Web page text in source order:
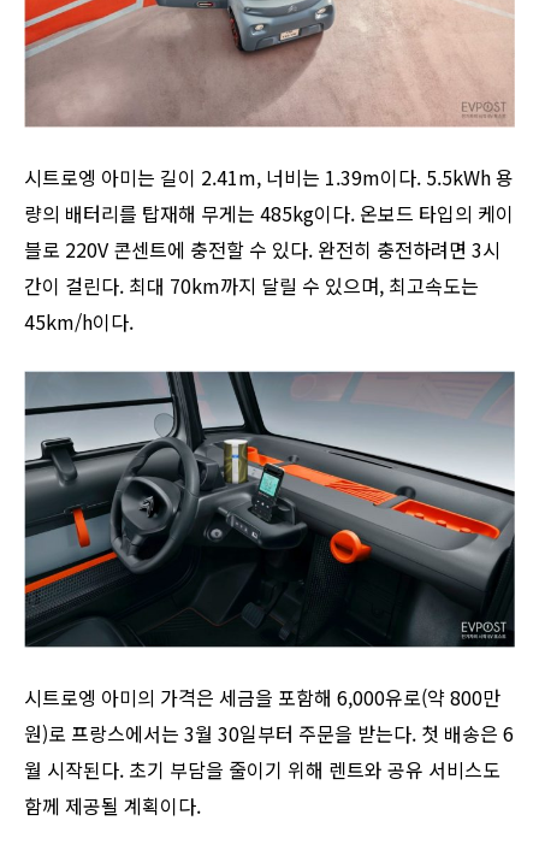
시트로엥 아미는 길이 2.41m, 너비는 1.39m이다. 5.5kWh 용
량의 배터리를 탑재해 무게는 485kg이다. 온보드 타입의 케이
블로 220V 콘센트에 충전할 수 있다. 완전히 충전하려면 3시
간이 걸린다. 최대 70km까지 달릴 수 있으며, 최고속도는
45km/h이다.
시트로엥 아미의 가격은 세금을 포함해 6,000유로(약 800만
원)로 프랑스에서는 3월 30일부터 주문을 받는다. 첫 배송은 6
월 시작된다. 초기 부담을 줄이기 위해 렌트와 공유 서비스도
함께 제공될 계획이다.